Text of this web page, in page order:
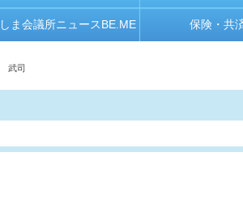
ま会議所ニュースBE.ME 保険・共
武司